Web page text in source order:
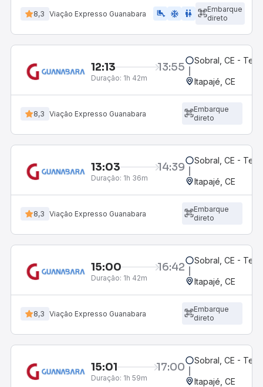
8,3 Viação Expresso Guanabara airline_seat_legroom_extra ac_unit WC
Embarque
direto
12:13 13:55
Duração: 1h 42m
Sobral, CE -
Itapajé, CE
8,3 Viação Expresso Guanabara
Embarque
direto
13:03 14:39
Duração: 1h 36m
Sobral, CE -
Itapajé, CE
8,3 Viação Expresso Guanabara
Embarque
direto
15:00 16:42
Duração: 1h 42m
Sobral, CE -
Itapajé, CE
8,3 Viação Expresso Guanabara
Embarque
direto
15:01 17:00
Duração: 1h 59m
Sobral, CE -
Itapajé, CE